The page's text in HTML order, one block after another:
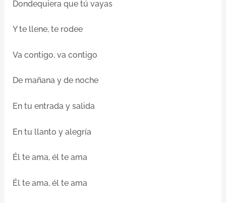
Dondequiera que tú vayas
Y te llene, te rodee
Va contigo, va contigo
De mañana y de noche
En tu entrada y salida
En tu llanto y alegría
Él te ama, él te ama
Él te ama, él te ama